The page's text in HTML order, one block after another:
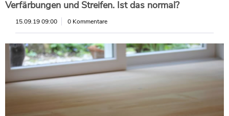
Verfärbungen und Streifen. Ist das normal?
15.09.19 09:00 0 Kommentare